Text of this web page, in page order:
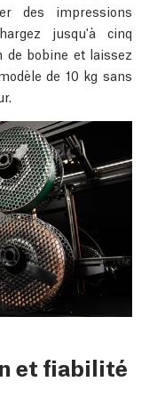
des impressions
jusqu'à cinq
de bobine et laissez
de 10 kg sans
et fiabilité